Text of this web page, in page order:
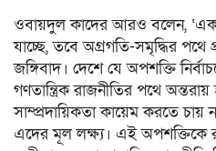
ওবায়দুল কাদের আরও বলেন,
যাচ্ছে, তবে অগ্রগতি-সমৃদ্ধির পথে
জঙ্গিবাদ। দেশে যে অপশক্তি
গণতান্ত্রিক রাজনীতির পথে
সাম্প্রদায়িকতা কায়েম করতে চায়
এদের মূল লক্ষ্য। এই